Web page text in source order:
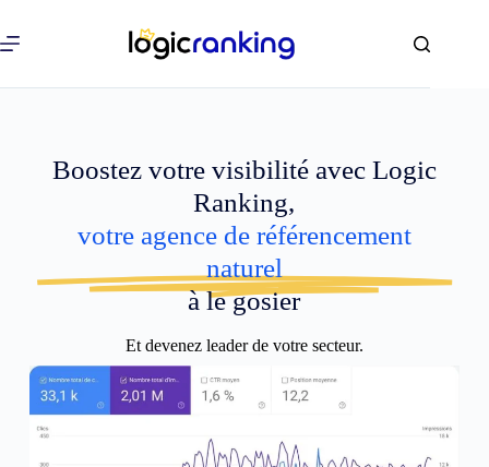
Boostez votre visibilité avec Logic
Ranking,
votre agence de référencement
naturel
à le gosier
Et devenez leader de votre secteur.